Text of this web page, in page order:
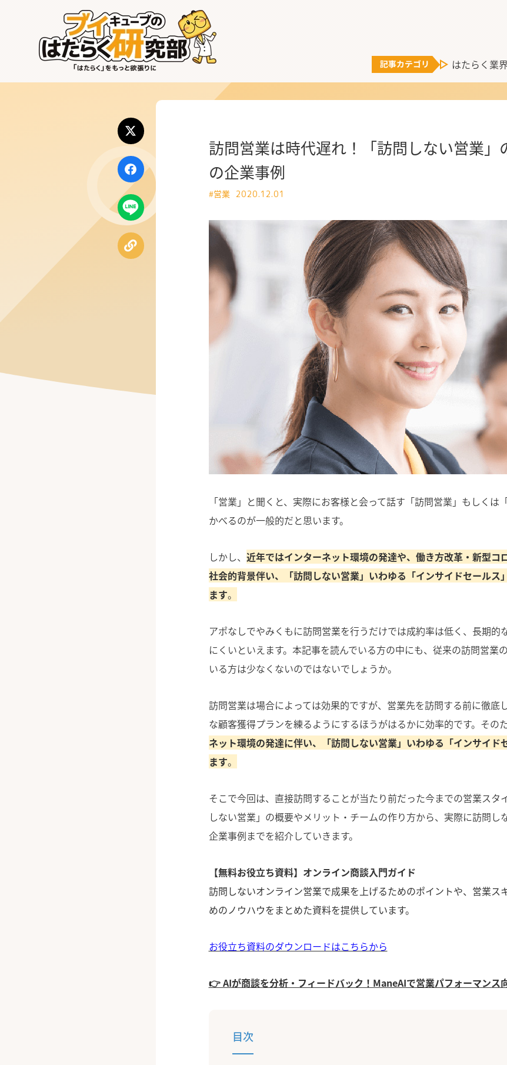
はたらく業界
はたらく業界
はたらく部署
公式Facebook
訪問営業は時代遅れ！「訪問しない営業」
の企業事例
#営業 2020.12.01
「営業」と聞くと、実際にお客様と会って話す「訪問営業」もしくは
かべるのが一般的だと思います。
しかし、 近年ではインターネット環境の発達や、働き方改革・新型コ
社会的背景伴い、「訪問しない営業」いわゆる「インサイドセールス
ます。
アポなしでやみくもに訪問営業を行うだけでは成約率は低く、長期的
にくいといえます。本記事を読んでいる方の中にも、従来の訪問営業
いる方は少なくないのではないでしょうか。
訪問営業は場合によっては効果的ですが、営業先を訪問する前に徹底
な顧客獲得プランを練るようにするほうがはるかに効率的です。そのた
ネット環境の発達に伴い、「訪問しない営業」いわゆる「インサイド
ます。
そこで今回は、直接訪問することが当たり前だった今までの営業スタ
しない営業」の概要やメリット・チームの作り方から、実際に訪問し
企業事例までを紹介していきます。
【無料お役立ち資料】オンライン商談入門ガイド
訪問しないオンライン営業で成果を上げるためのポイントや、営業ス
めのノウハウをまとめた資料を提供しています。
お役立ち資料のダウンロードはこちらから
👉 AIが商談を分析・フィードバック！ManeAIで営業パフォーマンス
目次